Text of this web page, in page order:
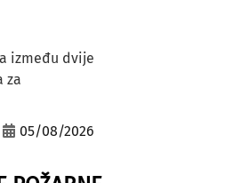
između dvije
za
05/08/2026